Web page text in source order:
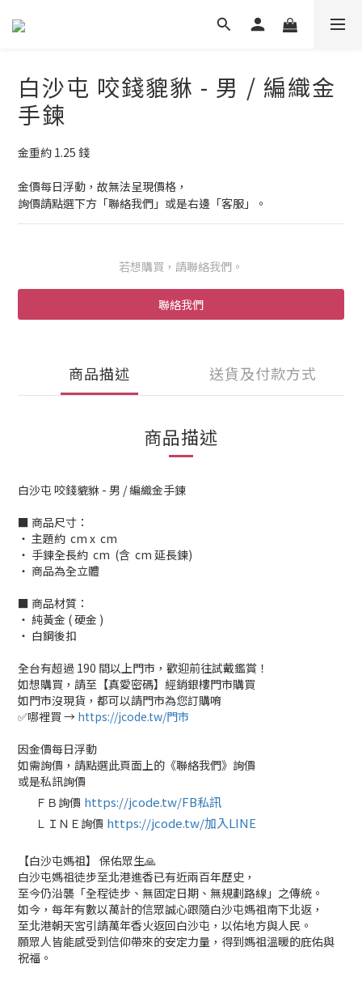
白沙屯 咬錢貔貅 - 男 / 編織金
手鍊
金重約 1.25 錢
金價每日浮動，故無法呈現價格，
詢價請點選下方「聯絡我們」或是右邊「客服」。
若想購買，請聯絡我們。
聯絡我們
商品描述 送貨及付款方式
商品描述
白沙屯 咬錢貔貅 - 男 / 編織金手鍊
■ 商品尺寸：
‧ 主題約 cm x cm
‧ 手鍊全長約 cm (含 cm 延長鍊)
‧ 商品為全立體
■ 商品材質：
‧ 純黃金 ( 硬金 )
‧ 白鋼後扣
全台有超過 190 間以上門市，歡迎前往試戴鑑賞！
如想購買，請至【真愛密碼】經銷銀樓門市購買
如門市沒現貨，都可以請門市為您訂購唷
✅哪裡買 → https://jcode.tw/門市
因金價每日浮動
如需詢價，請點選此頁面上的《聯絡我們》詢價
或是私訊詢價
ＦＢ詢價 https://jcode.tw/FB私訊
ＬＩＮＥ詢價 https://jcode.tw/加入LINE
【白沙屯媽祖】 保佑眾生🙏
白沙屯媽祖徒步至北港進香已有近兩百年歷史，
至今仍沿襲「全程徒步、無固定日期、無規劃路線」之傳統。
如今，每年有數以萬計的信眾誠心跟隨白沙屯媽祖南下北返，
至北港朝天宮引請萬年香火返回白沙屯，以佑地方與人民。
願眾人皆能感受到信仰帶來的安定力量，得到媽祖溫暖的庇佑與
祝福。